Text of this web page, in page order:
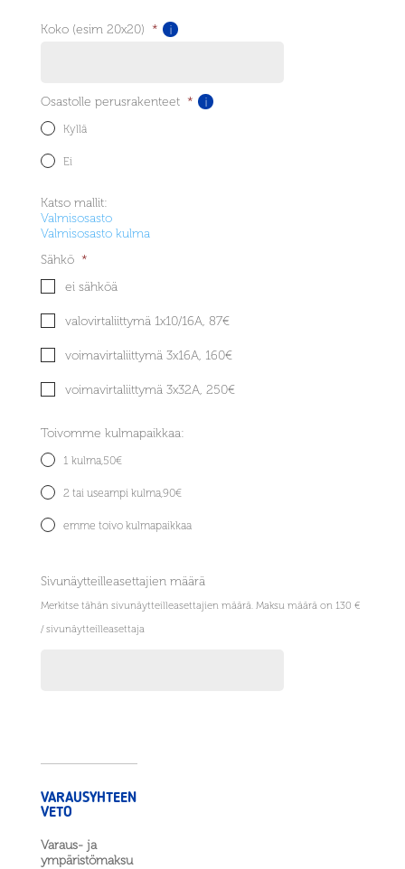
Koko (esim 20x20) * !
Osastolle perusrakenteet * !
Kyllä
Ei
Katso mallit:
Valmisosasto
Valmisosasto kulma
Sähkö *
ei sähköä
valovirtaliittymä 1x10/16A, 87€
voimavirtaliittymä 3x16A, 160€
voimavirtaliittymä 3x32A, 250€
Toivomme kulmapaikkaa:
1 kulma,50€
2 tai useampi kulma,90€
emme toivo kulmapaikkaa
Sivunäytteilleasettajien määrä
Merkitse tähän sivunäytteilleasettajien määrä. Maksu määrä on 130 €
/ sivunäytteilleasettaja
VARAUSYHTEEN
VETO
Varaus- ja
ympäristömaksu